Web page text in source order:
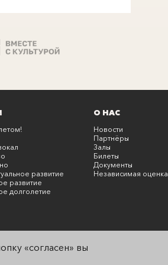
развитие
развитие
долголетие
О НАС
Новости
Партнёры
Залы
Билеты
Документы
Независимая оценка
«согласен» вы